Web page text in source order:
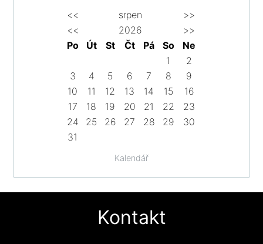
Kalendář
<< srpen
>>
<<
2026
>>
Po
Út St Čt Pá So
Ne
1
2
3
4 5 6 7 8
9
10
11 12 13 14 15
16
17
18 19 20 21 22
23
24
25 26 27 28 29
30
31
Kontakt